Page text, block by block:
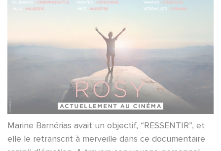
Marine Barnérias avait un objectif, “RESSENTIR”, et
elle le retranscrit à merveille dans ce documentaire